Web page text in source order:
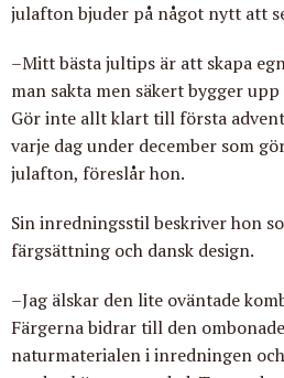
julafton bjuder på något nytt att
–Mitt bästa jultips är att skapa
man sakta men säkert bygger
Gör inte allt klart till första
varje dag under december som
julafton, föreslår hon.
Sin inredningsstil beskriver hon
färgsättning och dansk design.
–Jag älskar den lite oväntade
Färgerna bidrar till den
naturmaterialen i inredningen